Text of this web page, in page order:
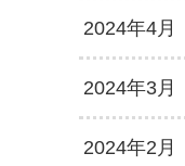
2024年4月
2024年3月
2024年2月